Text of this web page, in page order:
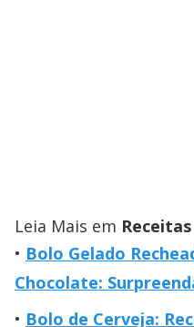
Leia Mais em
Bolo Gelado
Chocolate:
Bolo de Cerveja: